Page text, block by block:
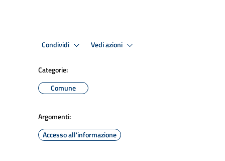
Condividi Vedi azioni
Categorie:
Comune
Argomenti:
Accesso all'informazione